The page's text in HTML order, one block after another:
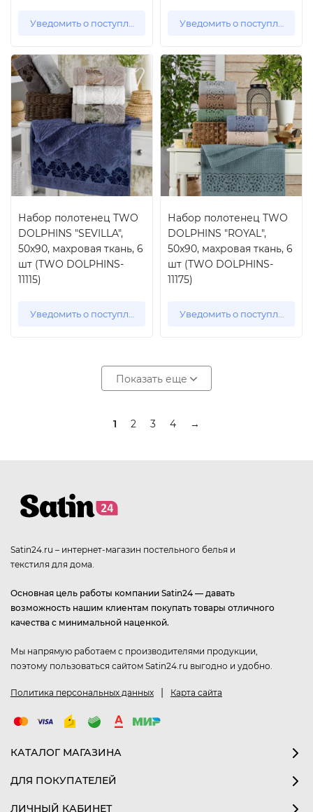
Уведомить о поступлении Уведомить о поступлении
Набор полотенец TWO
DOLPHINS "SEVILLA",
50x90, махровая ткань, 6
шт (TWO DOLPHINS-
11115)
Уведомить о поступлении
Набор полотенец TWO
DOLPHINS "ROYAL",
50x90, махровая ткань, 6
шт (TWO DOLPHINS-
11175)
Уведомить о поступлении
Показать еще
1 2 3 4 →
Satin24.ru – интернет-магазин постельного белья и
текстиля для дома.
Основная цель работы компании Satin24 — давать
возможность нашим клиентам покупать товары отличного
качества с минимальной наценкой.
Мы напрямую работаем с производителями продукции,
поэтому пользоваться сайтом Satin24.ru выгодно и удобно.
Политика персональных данных | Карта сайта
КАТАЛОГ МАГАЗИНА
ДЛЯ ПОКУПАТЕЛЕЙ
ЛИЧНЫЙ КАБИНЕТ